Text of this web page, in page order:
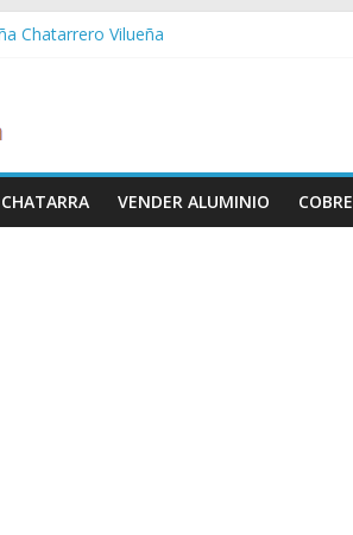
Chatarrero Vilueña
Zaida
Chatarrero Vistabella
VENDER ALUMINIO COBRE